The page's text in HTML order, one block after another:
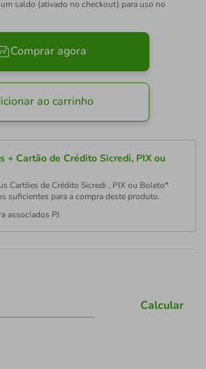
saldo (ativado no checkout) para uso no
Comprar agora
ao carrinho
+ Cartão de Crédito Sicredi, PIX ou
Cartões de Crédito Sicredi , PIX ou Boleto*
suficientes para a compra deste produto.
associados PJ
Calcular